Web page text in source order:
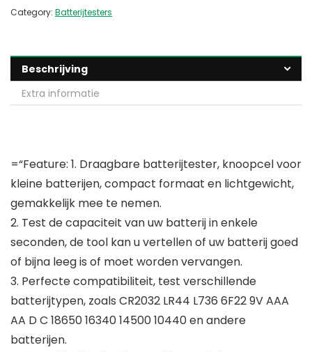
Category: Batterijtesters
Beschrijving
Extra informatie
=“Feature: 1. Draagbare batterijtester, knoopcel voor
kleine batterijen, compact formaat en lichtgewicht,
gemakkelijk mee te nemen.
2. Test de capaciteit van uw batterij in enkele
seconden, de tool kan u vertellen of uw batterij goed
of bijna leeg is of moet worden vervangen.
3. Perfecte compatibiliteit, test verschillende
batterijtypen, zoals CR2032 LR44 L736 6F22 9V AAA
AA D C 18650 16340 14500 10440 en andere
batterijen.